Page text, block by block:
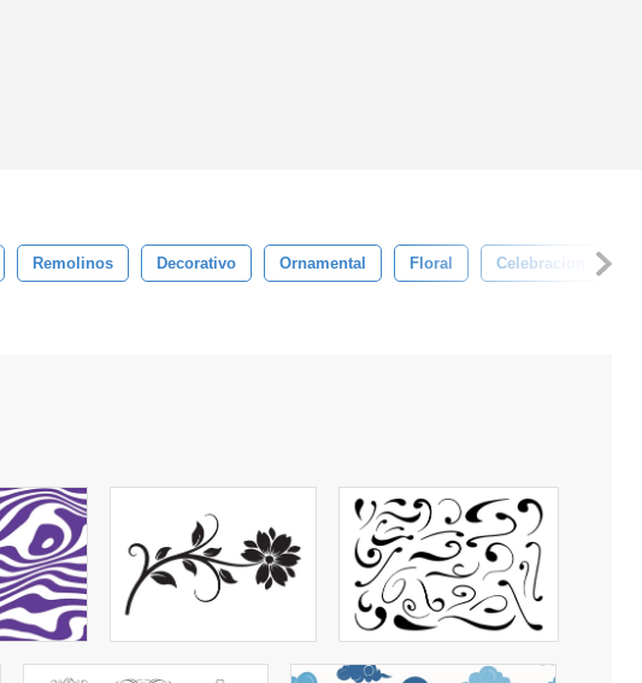
Remolinos Decorativo Ornamental Floral Celebracion